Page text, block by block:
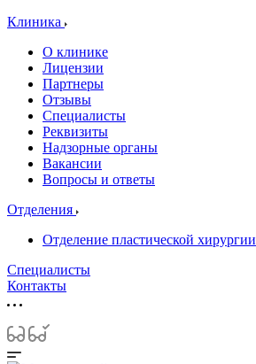
Клиника
О клинике
Лицензии
Партнеры
Отзывы
Специалисты
Реквизиты
Надзорные органы
Вакансии
Вопросы и ответы
Отделения
Отделение пластической хирургии
Специалисты
Контакты